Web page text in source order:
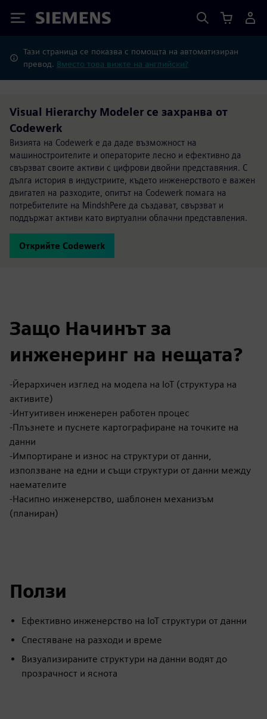
Siemens
Тази страница се показва с помощта на автоматизиран
превод. Вместо това вижте на английски?
Visual Hierarchy Modeler се захранва от
Codewerk
Визията на Codewerk е да даде възможност на
машиностроителите и операторите лесно и ефективно да
свързват своите активи с цифрови двойни представяния. С
дълга история в индустриите, където инженерството е важен
двигател на разходите, опитът на Codewerk помага на
потребителите на MindshPere да създават, свързват и
поддържат активи като виртуални облачни представления.
Открийте Codewerk
Защо Начинът за
инженеринг на нещата?
-Йерархичен изглед на модела на IoT (структура на
активите)
-Интуитивен инженерен работен процес
-Плъзнете и пуснете картографиране на точките на
данни
-Импортиране и износ на структури от данни,
използване на едни и същи структури от данни между
наемателите
-Насипно инженерство, шаблонен механизъм
(планиран)
Ползи
Ефективно инженерство на IoT структури от данни
Спестяване на разходи и време
Визуализираните структури на данни водят до
прозрачност и яснота